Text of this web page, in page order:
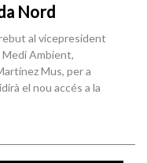
Nord
al vicepresident
Ambient,
Mus, per a
el nou accés a la